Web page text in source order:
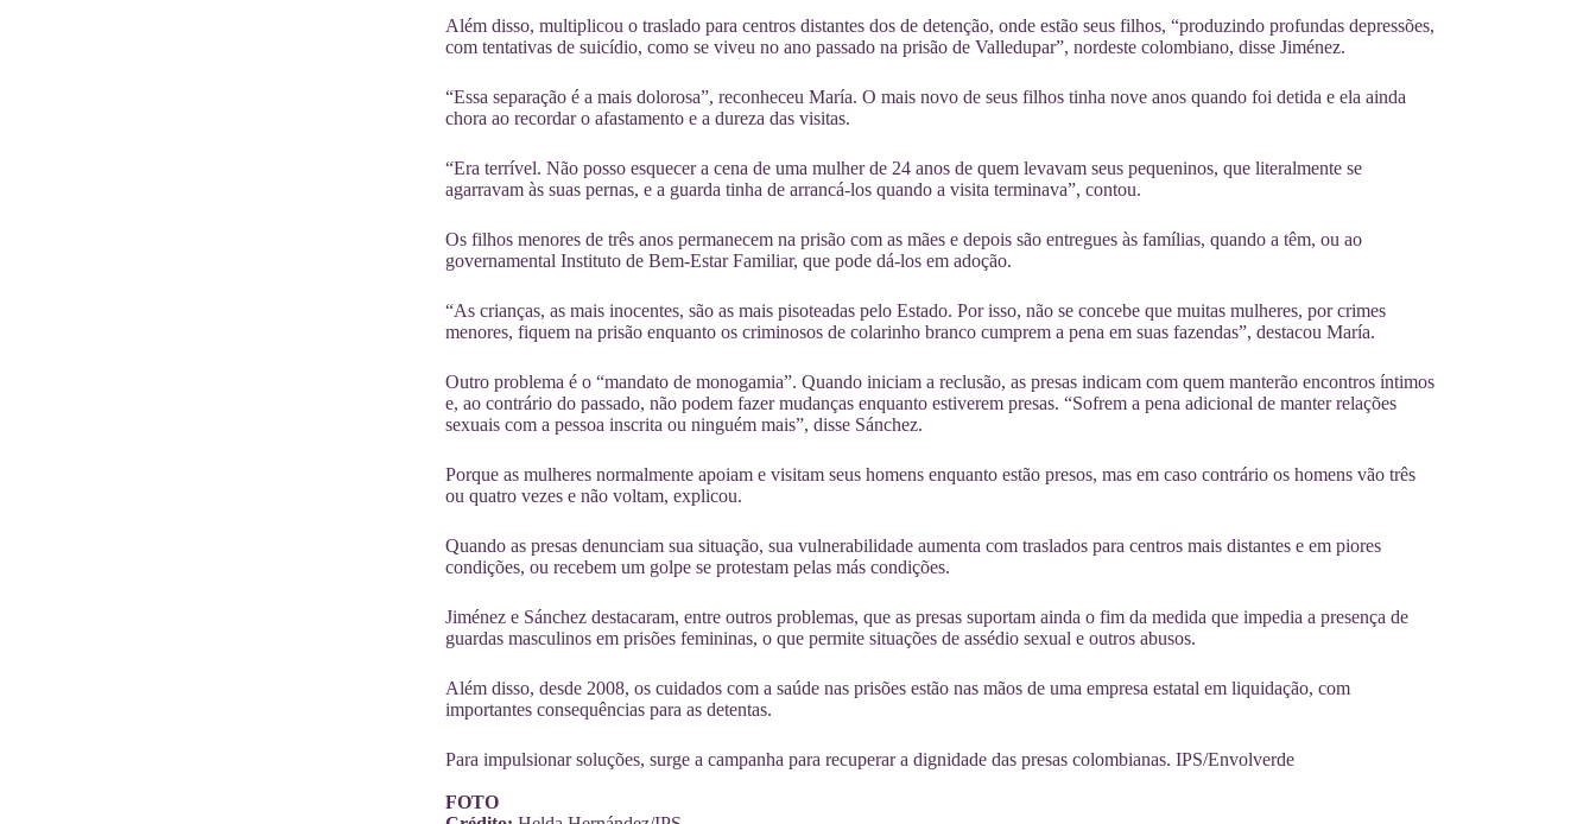
Além disso, multiplicou o traslado para centros distantes dos de detenção, onde estão seus filhos, “produzindo profundas depressões,
com tentativas de suicídio, como se viveu no ano passado na prisão de Valledupar”, nordeste colombiano, disse Jiménez.
“Essa separação é a mais dolorosa”, reconheceu María. O mais novo de seus filhos tinha nove anos quando foi detida e ela ainda
chora ao recordar o afastamento e a dureza das visitas.
“Era terrível. Não posso esquecer a cena de uma mulher de 24 anos de quem levavam seus pequeninos, que literalmente se
agarravam às suas pernas, e a guarda tinha de arrancá-los quando a visita terminava”, contou.
Os filhos menores de três anos permanecem na prisão com as mães e depois são entregues às famílias, quando a têm, ou ao
governamental Instituto de Bem-Estar Familiar, que pode dá-los em adoção.
“As crianças, as mais inocentes, são as mais pisoteadas pelo Estado. Por isso, não se concebe que muitas mulheres, por crimes
menores, fiquem na prisão enquanto os criminosos de colarinho branco cumprem a pena em suas fazendas”, destacou María.
Outro problema é o “mandato de monogamia”. Quando iniciam a reclusão, as presas indicam com quem manterão encontros íntimos
e, ao contrário do passado, não podem fazer mudanças enquanto estiverem presas. “Sofrem a pena adicional de manter relações
sexuais com a pessoa inscrita ou ninguém mais”, disse Sánchez.
Porque as mulheres normalmente apoiam e visitam seus homens enquanto estão presos, mas em caso contrário os homens vão três
ou quatro vezes e não voltam, explicou.
Quando as presas denunciam sua situação, sua vulnerabilidade aumenta com traslados para centros mais distantes e em piores
condições, ou recebem um golpe se protestam pelas más condições.
Jiménez e Sánchez destacaram, entre outros problemas, que as presas suportam ainda o fim da medida que impedia a presença de
guardas masculinos em prisões femininas, o que permite situações de assédio sexual e outros abusos.
Além disso, desde 2008, os cuidados com a saúde nas prisões estão nas mãos de uma empresa estatal em liquidação, com
importantes consequências para as detentas.
Para impulsionar soluções, surge a campanha para recuperar a dignidade das presas colombianas. IPS/Envolverde
FOTO